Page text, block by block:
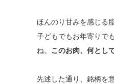
ほんのり甘みを感じる
子どもでもお年寄りで
ね。 このお肉、何とし
先述した通り、銘柄を